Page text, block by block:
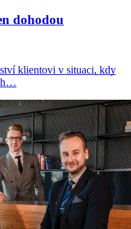
dohodou
klientovi v situaci, kdy